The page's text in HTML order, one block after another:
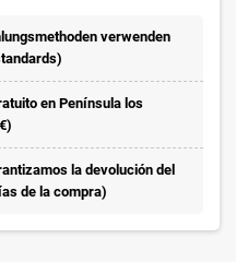
verwenden
en Península los
la devolución del
de la compra)